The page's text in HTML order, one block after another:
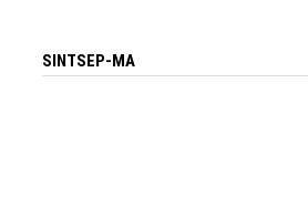
SINTSEP-MA